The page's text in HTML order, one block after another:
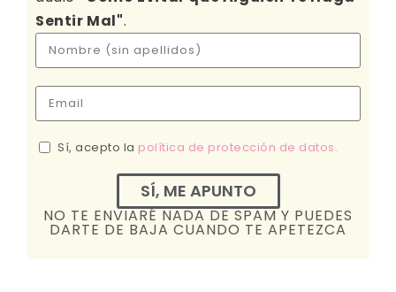
Sentir Mal".
Sí, acepto la política de protección de datos.
SÍ, ME APUNTO
NO TE ENVIARÉ NADA DE SPAM Y PUEDES
DARTE DE BAJA CUANDO TE APETEZCA